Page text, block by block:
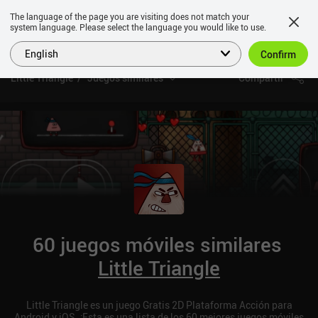
Little Triangle Juegos similares Compartir
60 juegos móviles similares
Little Triangle
Little Triangle es un juego Gratis 2D Plataforma Acción para
The language of the page you are visiting does not match your
system language. Please select the language you would like to use.
English Confirm